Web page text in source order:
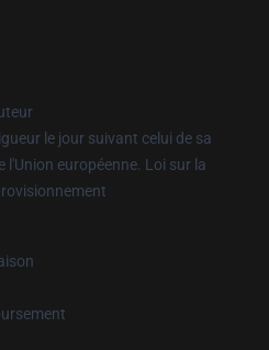
le jour suivant celui de sa
européenne. Loi sur la